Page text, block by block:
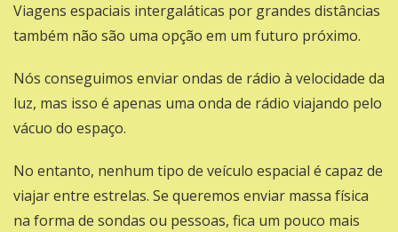
Viagens espaciais intergaláticas por grandes distâncias
também não são uma opção em um futuro próximo.
Nós conseguimos enviar ondas de rádio à velocidade da
luz, mas isso é apenas uma onda de rádio viajando pelo
vácuo do espaço.
No entanto, nenhum tipo de veículo espacial é capaz de
viajar entre estrelas. Se queremos enviar massa física
na forma de sondas ou pessoas, fica um pouco mais